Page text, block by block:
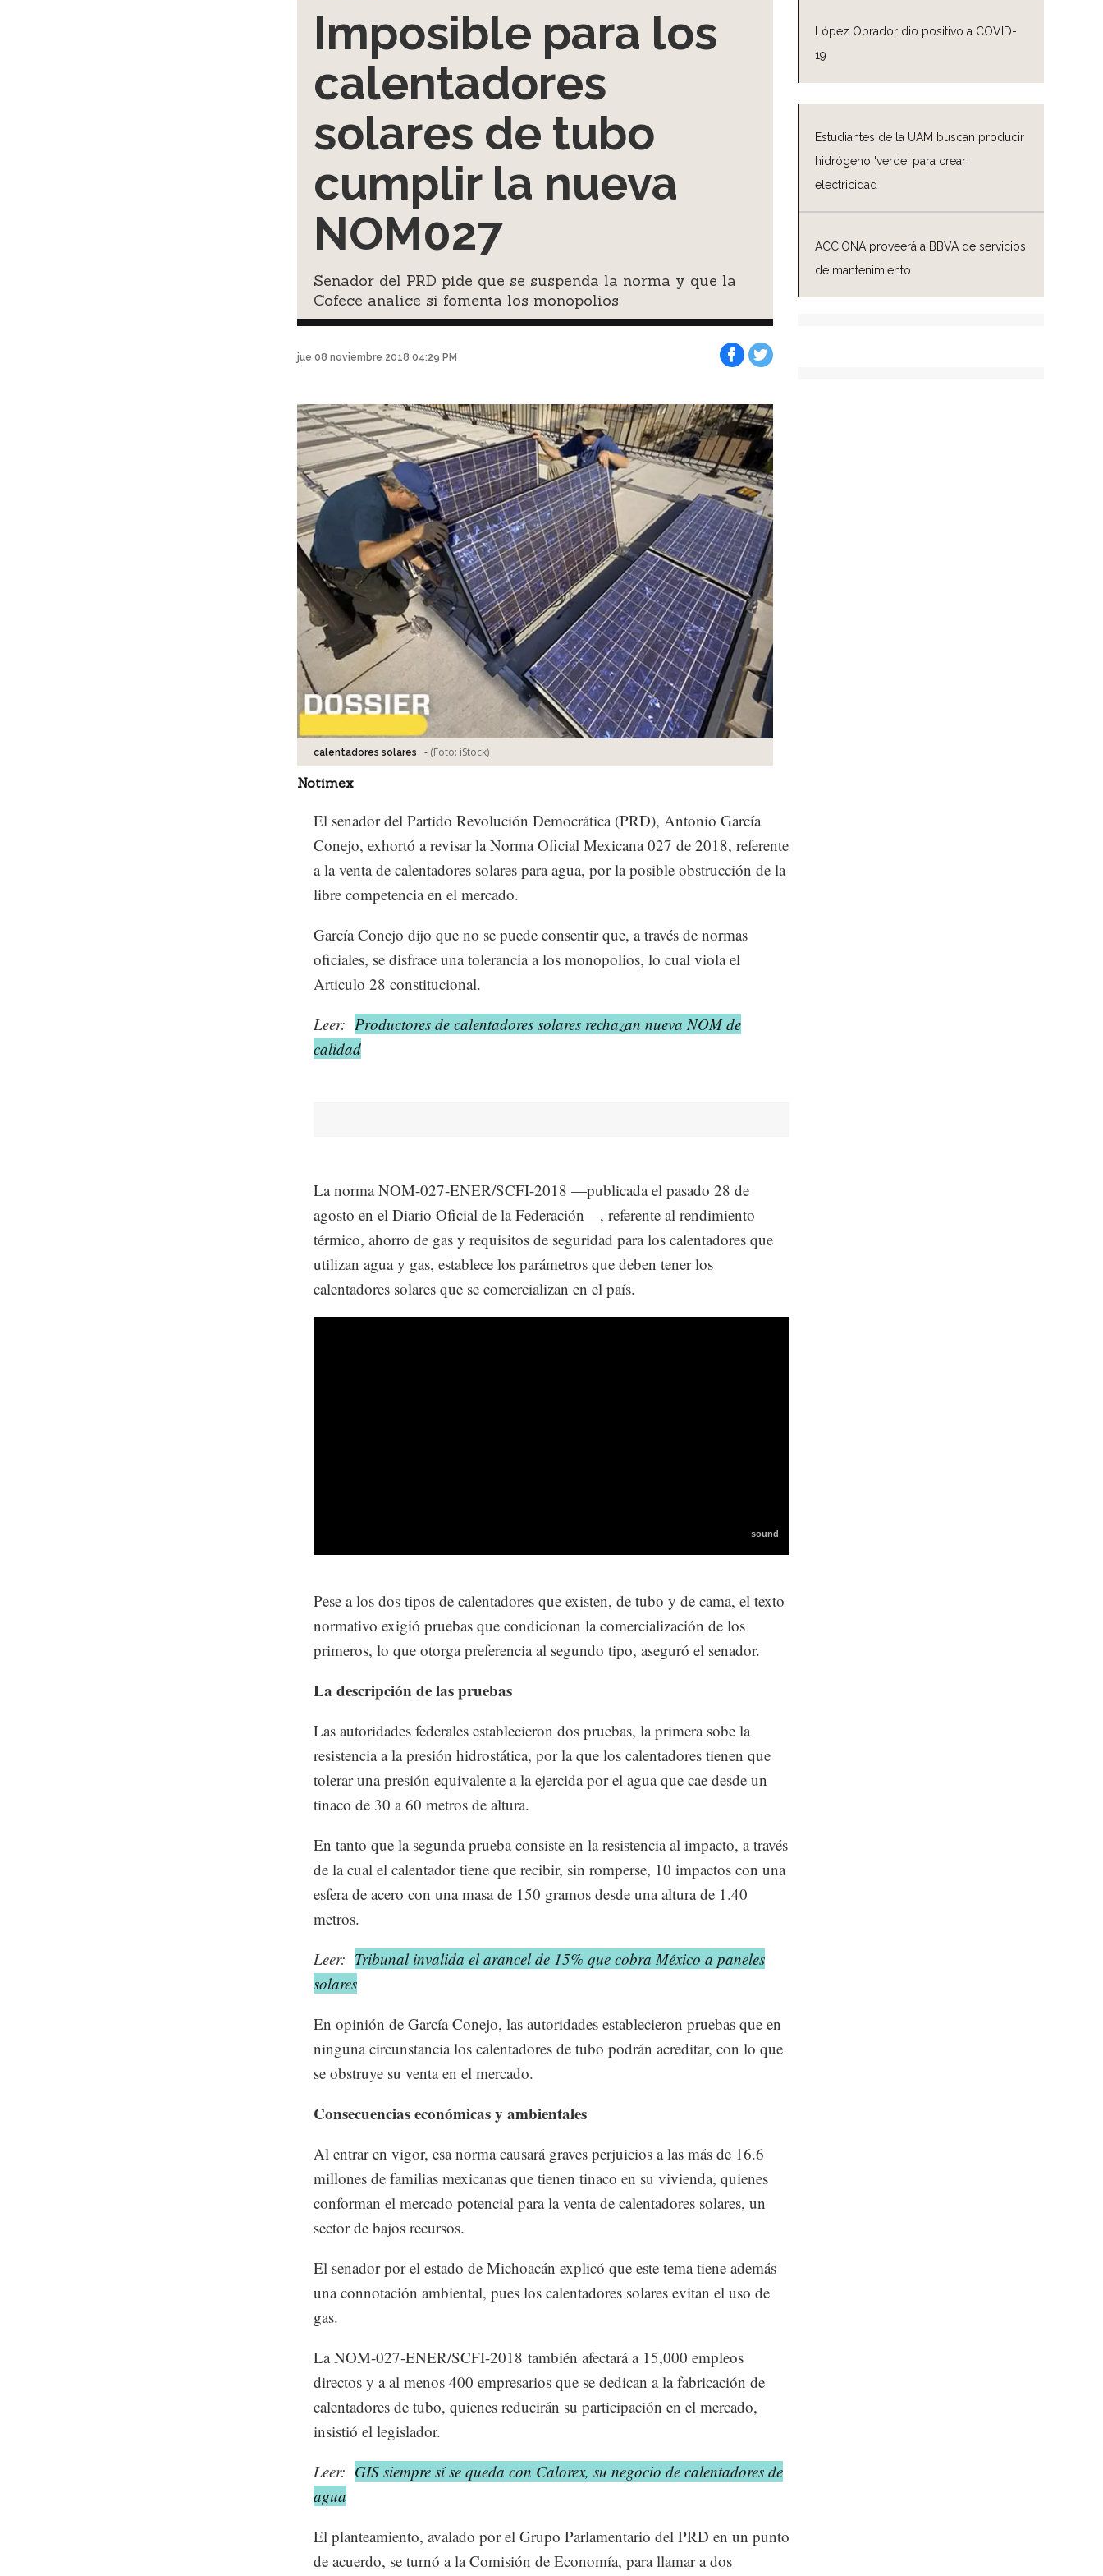
López Obrador dio positivo a COVID-
19
Estudiantes de la UAM buscan producir
hidrógeno 'verde' para crear
electricidad
ACCIONA proveerá a BBVA de servicios
de mantenimiento
Imposible para los
calentadores
solares de tubo
cumplir la nueva
NOM027
Senador del PRD pide que se suspenda la norma y que la
Cofece analice si fomenta los monopolios
jue 08 noviembre 2018 04:29 PM
calentadores solares - (Foto: iStock)
Notimex
El senador del Partido Revolución Democrática (PRD), Antonio García
Conejo, exhortó a revisar la Norma Oficial Mexicana 027 de 2018, referente
a la venta de calentadores solares para agua, por la posible obstrucción de la
libre competencia en el mercado.
García Conejo dijo que no se puede consentir que, a través de normas
oficiales, se disfrace una tolerancia a los monopolios, lo cual viola el
Articulo 28 constitucional.
Leer: Productores de calentadores solares rechazan nueva NOM de
calidad
La norma NOM-027-ENER/SCFI-2018 —publicada el pasado 28 de
agosto en el Diario Oficial de la Federación—, referente al rendimiento
térmico, ahorro de gas y requisitos de seguridad para los calentadores que
utilizan agua y gas, establece los parámetros que deben tener los
calentadores solares que se comercializan en el país.
Pese a los dos tipos de calentadores que existen, de tubo y de cama, el texto
normativo exigió pruebas que condicionan la comercialización de los
primeros, lo que otorga preferencia al segundo tipo, aseguró el senador.
La descripción de las pruebas
Las autoridades federales establecieron dos pruebas, la primera sobe la
resistencia a la presión hidrostática, por la que los calentadores tienen que
tolerar una presión equivalente a la ejercida por el agua que cae desde un
tinaco de 30 a 60 metros de altura.
En tanto que la segunda prueba consiste en la resistencia al impacto, a través
de la cual el calentador tiene que recibir, sin romperse, 10 impactos con una
esfera de acero con una masa de 150 gramos desde una altura de 1.40
metros.
Leer: Tribunal invalida el arancel de 15% que cobra México a paneles
solares
En opinión de García Conejo, las autoridades establecieron pruebas que en
ninguna circunstancia los calentadores de tubo podrán acreditar, con lo que
se obstruye su venta en el mercado.
Consecuencias económicas y ambientales
Al entrar en vigor, esa norma causará graves perjuicios a las más de 16.6
millones de familias mexicanas que tienen tinaco en su vivienda, quienes
conforman el mercado potencial para la venta de calentadores solares, un
sector de bajos recursos.
El senador por el estado de Michoacán explicó que este tema tiene además
una connotación ambiental, pues los calentadores solares evitan el uso de
gas.
La NOM-027-ENER/SCFI-2018 también afectará a 15,000 empleos
directos y a al menos 400 empresarios que se dedican a la fabricación de
calentadores de tubo, quienes reducirán su participación en el mercado,
insistió el legislador.
Leer: GIS siempre sí se queda con Calorex, su negocio de calentadores de
agua
El planteamiento, avalado por el Grupo Parlamentario del PRD en un punto
de acuerdo, se turnó a la Comisión de Economía, para llamar a dos